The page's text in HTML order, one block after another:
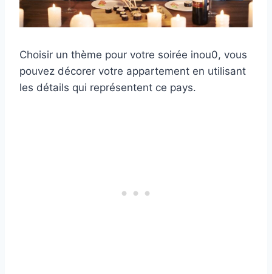
Choisir un thème pour votre soirée inou0, vous
pouvez décorer votre appartement en utilisant
les détails qui représentent ce pays.